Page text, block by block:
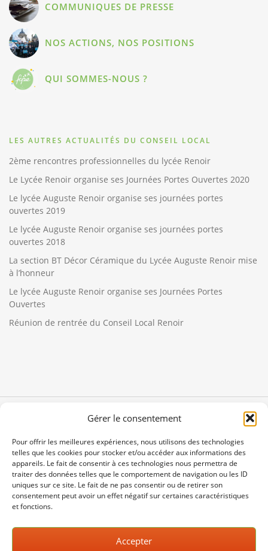
Gérer le consentement
Pour offrir les meilleures expériences, nous utilisons des technologies
telles que les cookies pour stocker et/ou accéder aux informations des
appareils. Le fait de consentir à ces technologies nous permettra de
traiter des données telles que le comportement de navigation ou les ID
uniques sur ce site. Le fait de ne pas consentir ou de retirer son
consentement peut avoir un effet négatif sur certaines caractéristiques
et fonctions.
Accepter
COMMUNIQUES DE PRESSE
NOS ACTIONS, NOS POSITIONS
QUI SOMMES-NOUS ?
LES AUTRES ACTUALITÉS DU CONSEIL LOCAL
2ème rencontres professionnelles du lycée Renoir
Le Lycée Renoir organise ses Journées Portes Ouvertes 2020
Le lycée Auguste Renoir organise ses journées portes
ouvertes 2019
Le lycée Auguste Renoir organise ses journées portes
ouvertes 2018
La section BT Décor Céramique du Lycée Auguste Renoir mise
à l’honneur
Le lycée Auguste Renoir organise ses Journées Portes
Ouvertes
Réunion de rentrée du Conseil Local Renoir
fcpe75@fcpe75.org
01 42 65 05 98